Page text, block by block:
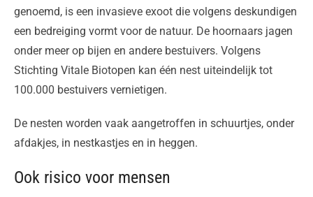
genoemd, is een invasieve exoot die volgens deskundigen
een bedreiging vormt voor de natuur. De hoornaars jagen
onder meer op bijen en andere bestuivers. Volgens
Stichting Vitale Biotopen kan één nest uiteindelijk tot
100.000 bestuivers vernietigen.
De nesten worden vaak aangetroffen in schuurtjes, onder
afdakjes, in nestkastjes en in heggen.
Ook risico voor mensen